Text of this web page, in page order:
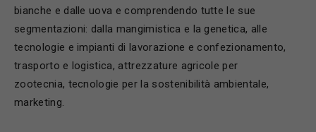
bianche e dalle uova e comprendendo tutte le sue
segmentazioni: dalla mangimistica e la genetica, alle
tecnologie e impianti di lavorazione e confezionamento,
trasporto e logistica, attrezzature agricole per
zootecnia, tecnologie per la sostenibilità ambientale,
marketing.